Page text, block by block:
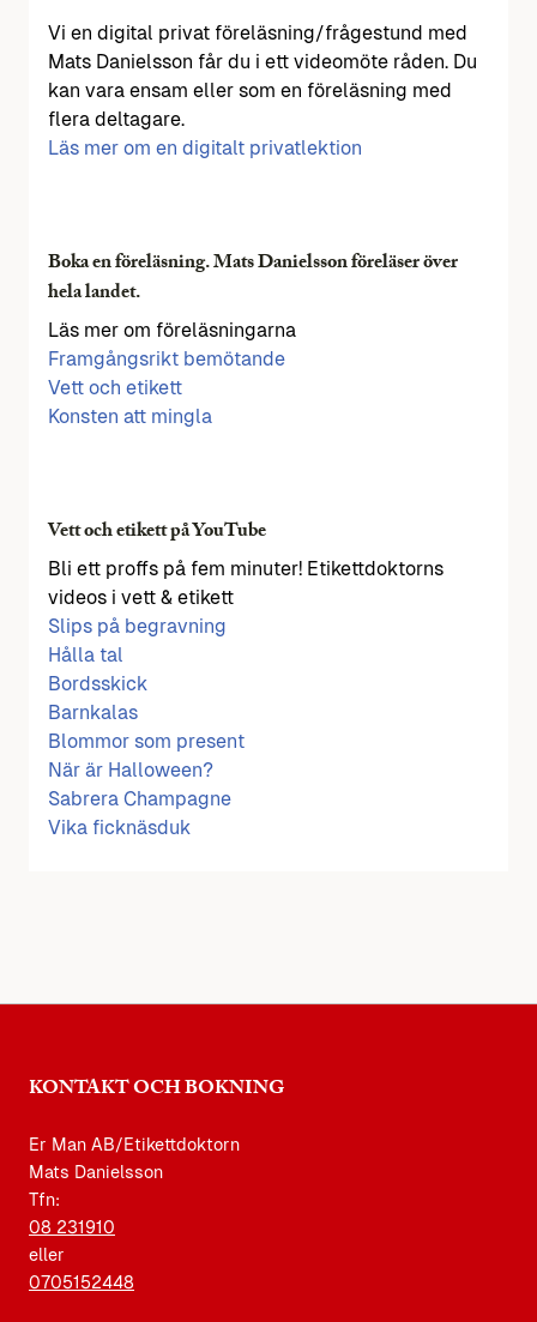
Vi en digital privat föreläsning/frågestund med
Mats Danielsson får du i ett videomöte råden. Du
kan vara ensam eller som en föreläsning med
flera deltagare.
Läs mer om en digitalt privatlektion
Boka en föreläsning. Mats Danielsson föreläser över
hela landet.
Läs mer om föreläsningarna
Framgångsrikt bemötande
Vett och etikett
Konsten att mingla
Vett och etikett på YouTube
Bli ett proffs på fem minuter! Etikettdoktorns
videos i vett & etikett
Slips på begravning
Hålla tal
Bordsskick
Barnkalas
Blommor som present
När är Halloween?
Sabrera Champagne
Vika ficknäsduk
KONTAKT OCH BOKNING
Er Man AB/Etikettdoktorn
Mats Danielsson
Tfn:
08 231910
eller
0705152448